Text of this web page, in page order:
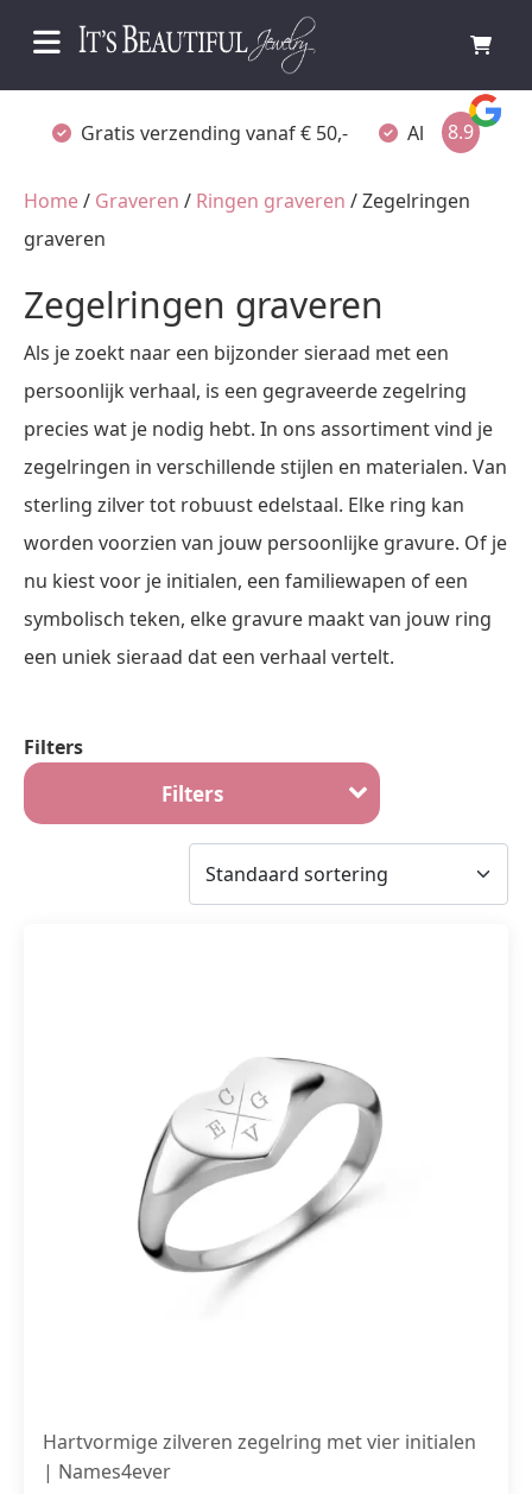
Gratis verzending vanaf € 50,- Altijd verpakt
8.9
Home/ Graveren / Ringen graveren / Zegelringen
graveren
Zegelringen graveren
Als je zoekt naar een bijzonder sieraad met een
persoonlijk verhaal, is een gegraveerde zegelring
precies wat je nodig hebt. In ons assortiment vind je
zegelringen in verschillende stijlen en materialen. Van
sterling zilver tot robuust edelstaal. Elke ring kan
worden voorzien van jouw persoonlijke gravure. Of je
nu kiest voor je initialen, een familiewapen of een
symbolisch teken, elke gravure maakt van jouw ring
een uniek sieraad dat een verhaal vertelt.
Filters
Filters
Hartvormige zilveren zegelring met vier initialen
| Names4ever